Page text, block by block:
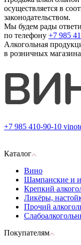
осуществляется в
законодательством.
Мы будем рады
по телефону +7 985
Алкогольная
в розничных
+7 985 410-90-10
Каталог
Вино
Шампанские и
Крепкий
Ликёры,
Прочий
Покупателям